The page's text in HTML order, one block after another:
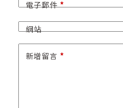
電子郵件*
網站
新增留言 *